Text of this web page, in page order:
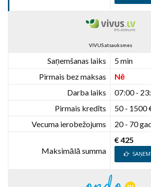
VIVUS atsauksmes
Saņemšanas laiks
5 min
Pirmais bez maksas
Nē
Darba laiks
07:00 -
Pirmais kredīts
50 - 1500
Vecuma ierobežojums
20 - 70
Maksimālā summa
€ 425